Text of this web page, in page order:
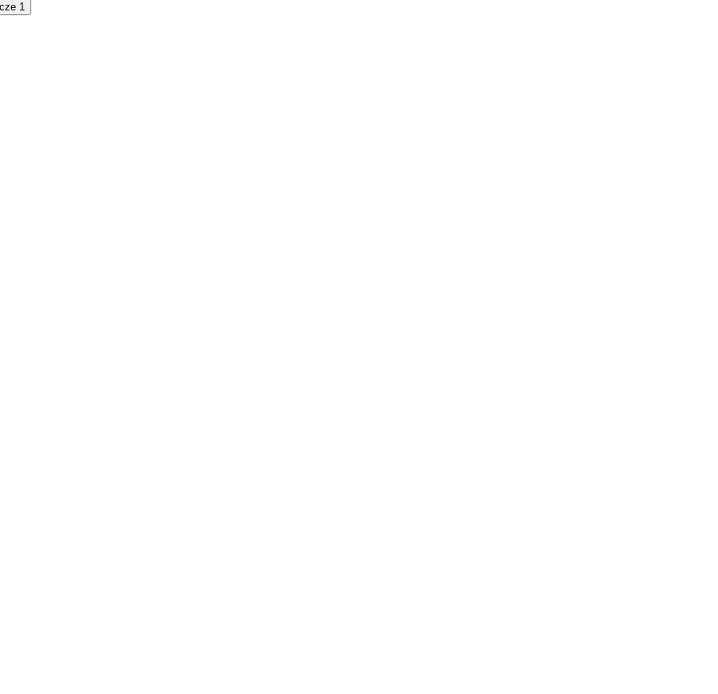
1